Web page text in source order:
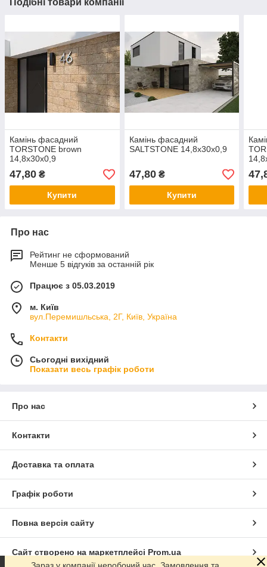
Камінь фасадний
TORSTONE brown
14,8x30x0,9
47,80 ₴
Купити
Камінь фасадний
SALTSTONE 14,8x30x0,9
47,80₴
Купити
Про нас
Рейтинг не сформований
Менше 5 відгуків за останній рік
Працює з 05.03.2019
м. Київ
вул.Перемишльська, 2Г, Київ, Україна
Контакти
Сьогодні вихідний
Показати весь графік роботи
Про нас
Контакти
Доставка та оплата
Графік роботи
Повна версія сайту
Сайт створено на маркетплейсі Prom.ua